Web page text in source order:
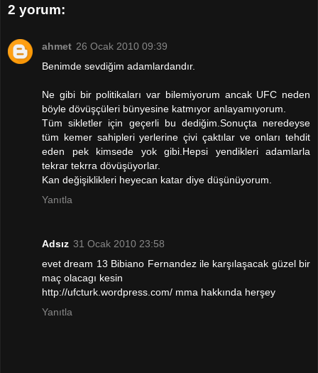
2 yorum:
ahmet 26 Ocak 2010 09:39
Benimde sevdiğim adamlardandır.
Ne gibi bir politikaları var bilemiyorum ancak UFC neden
böyle dövüşçüleri bünyesine katmıyor anlayamıyorum.
Tüm sikletler için geçerli bu dediğim.Sonuçta neredeyse
tüm kemer sahipleri yerlerine çivi çaktılar ve onları tehdit
eden pek kimsede yok gibi.Hepsi yendikleri adamlarla
tekrar tekrra dövüşüyorlar.
Kan değişiklikleri heyecan katar diye düşünüyorum.
Yanıtla
Adsız 31 Ocak 2010 23:58
evet dream 13 Bibiano Fernandez ile karşılaşacak güzel bir
maç olacagı kesin
http://ufcturk.wordpress.com/ mma hakkında herşey
Yanıtla